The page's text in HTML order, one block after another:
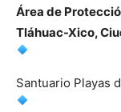
Área de
Tláhuac-Xico,
Santuario Playas